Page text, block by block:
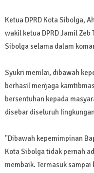
Ketua DPRD Kota Sibolga,
wakil ketua DPRD Jamil
Sibolga selama dalam
Syukri menilai, dibawah
berhasil menjaga
bersentuhan kepada
disebar diseluruh
"Dibawah kepemimpinan
Kota Sibolga tidak pernah
membaik. Termasuk